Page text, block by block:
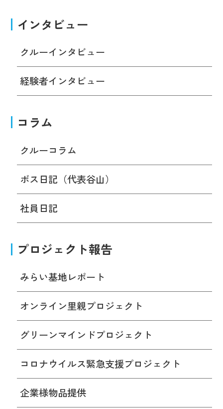
インタビュー
クルーインタビュー
経験者インタビュー
コラム
クルーコラム
ボス日記（代表谷山）
社員日記
プロジェクト報告
みらい基地レポート
オンライン里親プロジェクト
グリーンマインドプロジェクト
コロナウイルス緊急支援プロジェクト
企業様物品提供